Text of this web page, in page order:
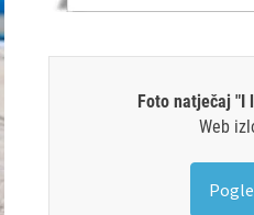
Foto natječaj "I
Web